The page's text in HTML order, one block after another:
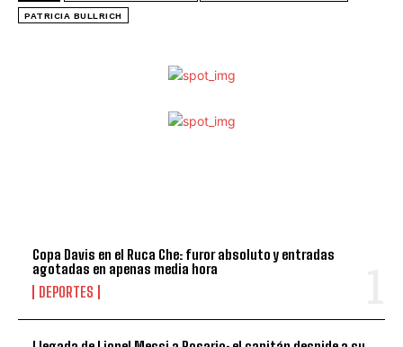
Copa Davis en el Ruca Che: furor absoluto y entradas
agotadas en apenas media hora
DEPORTES
PATRICIA BULLRICH